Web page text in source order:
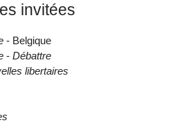
invitées
- Belgique
- Débattre
libertaires